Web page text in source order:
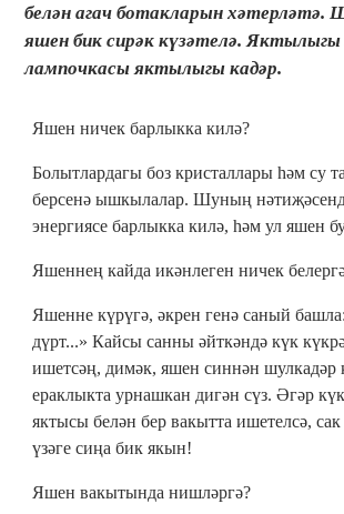
белән агач ботакларын хәтерләтә.
яшен бик сирәк күзәтелә. Яктылыгы
лампочкасы яктылыгы кадәр.
Яшен ничек барлыкка килә?
Болытлардагы боз кристаллары һәм су
берсенә ышкылалар. Шуның
энергиясе барлыкка килә, һәм ул яшен
Яшеннең кайда икәнлеген ничек
Яшенне күрүгә, әкрен генә саный
дүрт...» Кайсы санны әйткәндә күк
ишетсәң, димәк, яшен синнән шулкадәр
ераклыкта урнашкан дигән сүз. Әгәр
яктысы белән бер вакытта ишетелсә,
үзәге сиңа бик якын!
Яшен вакытында нишләргә?